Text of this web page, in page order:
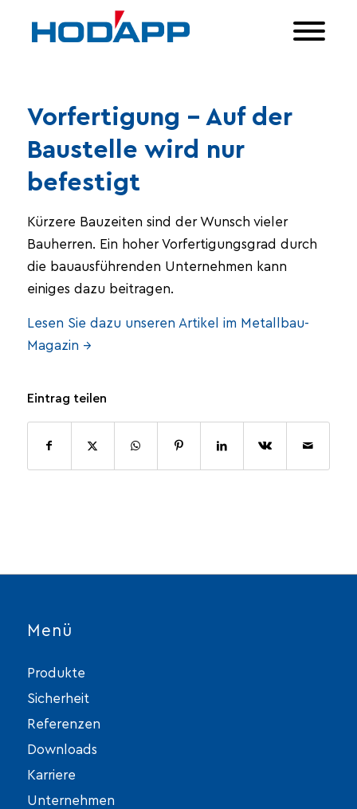
Vorfertigung – Auf der
Baustelle wird nur
befestigt
Kürzere Bauzeiten sind der Wunsch vieler
Bauherren. Ein hoher Vorfertigungsgrad durch
die bauausführenden Unternehmen kann
einiges dazu beitragen.
Lesen Sie dazu unseren Artikel im Metallbau-
Magazin →
Eintrag teilen
Menü
Produkte
Sicherheit
Referenzen
Downloads
Karriere
Unternehmen